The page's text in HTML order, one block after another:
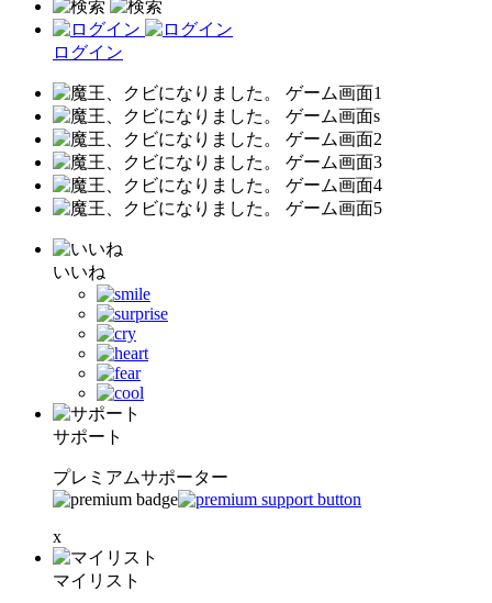
ログイン
いいね
サポート
プレミアムサポーター
x
マイリスト